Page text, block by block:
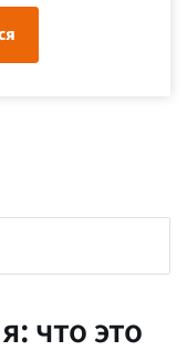
что это